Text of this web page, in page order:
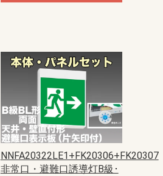
NNFA20322LE1+FK20306+FK20307
非常口・避難口誘導灯B級･